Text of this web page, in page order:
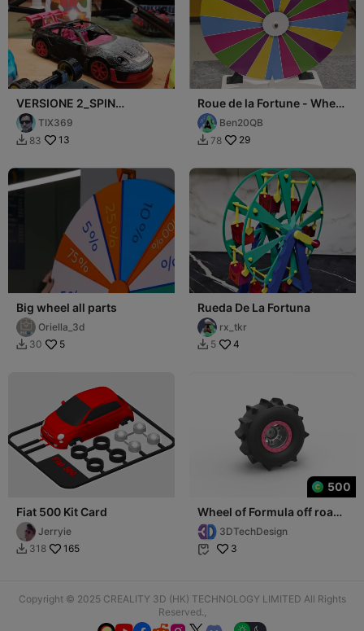
VERSIONE 2_SPIN
WHEELS_STAMPA
PORSCHE CON HARD TOP
TIX369
 83 13
Roue de la Fortune - Wheel
of Fortune
Ben20QB
 78 29
Big wheel all parts
Oriella_3d
 30 5
Rueda De La Fortuna
rx_tkr
 5 4
Fiat 500 Kit Card
Jerryie
 318 165
500
Wheel of Formula off road
Version 2 Scale 1:25
3DTechDesign
 3
Copyright © 2025 CREALITY 3D (HK) TECHNOLOGY LIMITED All Rights
Reserved.,